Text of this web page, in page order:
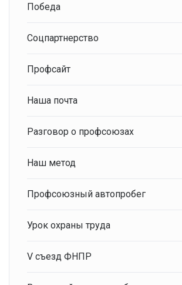
Победа
Соцпартнерство
Профсайт
Наша почта
Разговор о профсоюзах
Наш метод
Профсоюзный автопробег
Урок охраны труда
V съезд ФНПР